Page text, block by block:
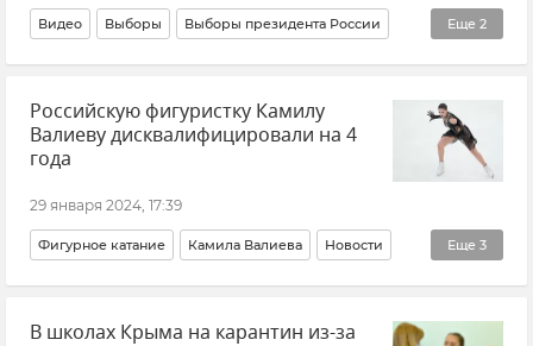
Еще 2
Видео Выборы Выборы президента России
Дистанционное электронное голосование (ДЭГ)
Общество
Российскую фигуристку Камилу
Валиеву дисквалифицировали на 4
года
29 января 2024, 17:39
Еще 3
Фигурное катание Камила Валиева Новости
Россия Допинг
Спортивный арбитражный суд (CAS)
В школах Крыма на карантин из-за